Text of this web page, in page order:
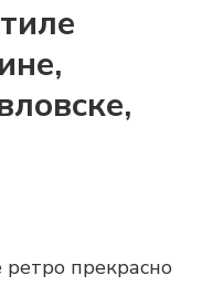
ретро прекрасно